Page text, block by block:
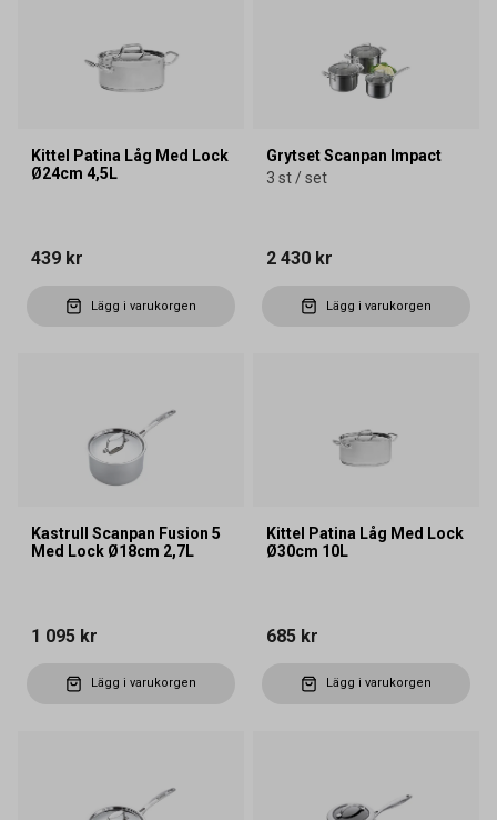
Kittel Patina Låg Med Lock
Ø24cm 4,5L
439 kr
Lägg i varukorgen
Grytset Scanpan Impact
3 st / set
2 430 kr
Lägg i varukorgen
Kastrull Scanpan Fusion 5
Med Lock Ø18cm 2,7L
1 095 kr
Lägg i varukorgen
Kittel Patina Låg Med Lock
Ø30cm 10L
685 kr
Lägg i varukorgen